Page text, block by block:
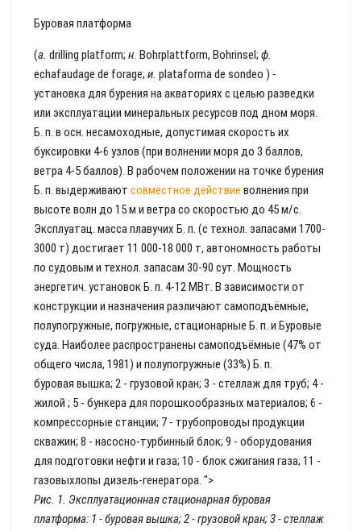
Буровая платформа
(a. drilling platform; н. Bohrplattform, Bohrinsel; ф.
echafaudage de forage; и. plataforma de sondeo ) -
установка для бурения на акваториях с целью разведки
или эксплуатации минеральных ресурсов под дном моря.
Б. п. в осн. несамоходные, допустимая скорость их
буксировки 4-6 узлов (при волнении моря до 3 баллов,
ветра 4-5 баллов). В рабочем положении на точке бурения
Б. п. выдерживают совместное действие волнения при
высоте волн до 15 м и ветра со скоростью до 45 м/с.
Эксплуатац. масса плавучих Б. п. (с технол. запасами 1700-
3000 т) достигает 11 000-18 000 т, автономность работы
по судовым и технол. запасам 30-90 сут. Мощность
энергетич. установок Б. п. 4-12 МВт. В зависимости от
конструкции и назначения различают самоподъёмные,
полупогружные, погружные, стационарные Б. п. и Буровые
суда. Наиболее распространены самоподъёмные (47% от
общего числа, 1981) и полупогружные (33%) Б. п.
буровая вышка; 2 - грузовой кран; 3 - стеллаж для труб; 4 -
жилой ; 5 - бункера для порошкообразных материалов; 6 -
компрессорные станции; 7 - трубопроводы продукции
скважин; 8 - насосно-турбинный блок; 9 - оборудования
для подготовки нефти и газа; 10 - блок сжигания газа; 11 -
газовыхлопы дизель-генератора. ">
Рис. 1. Эксплуатационная стационарная буровая
платформа: 1 - буровая вышка; 2 - грузовой кран; 3 - стеллаж